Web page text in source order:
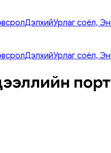
ДэлхийУрлаг соёл,
ДэлхийУрлаг соёл,